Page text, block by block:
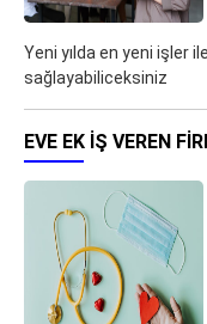
Yeni yılda en yeni işler
sağlayabiliceksiniz
EVE EK IŞ VEREN